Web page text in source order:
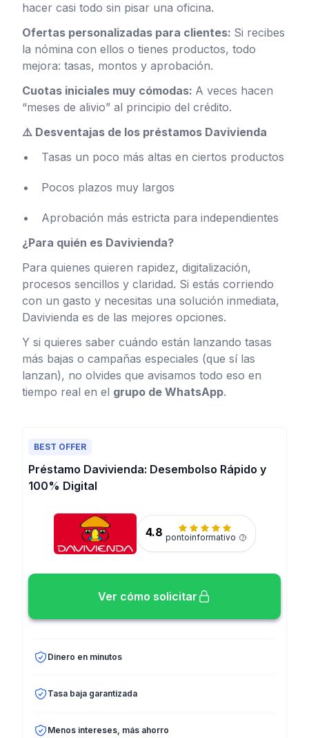
hacer casi todo sin pisar una oficina.
Ofertas personalizadas para clientes: Si recibes
la nómina con ellos o tienes productos, todo
mejora: tasas, montos y aprobación.
Cuotas iniciales muy cómodas: A veces hacen
“meses de alivio” al principio del crédito.
⚠️ Desventajas de los préstamos Davivienda
Tasas un poco más altas en ciertos productos
Pocos plazos muy largos
Aprobación más estricta para independientes
¿Para quién es Davivienda?
Para quienes quieren rapidez, digitalización,
procesos sencillos y claridad. Si estás corriendo
con un gasto y necesitas una solución inmediata,
Davivienda es de las mejores opciones.
Y si quieres saber cuándo están lanzando tasas
más bajas o campañas especiales (que sí las
lanzan), no olvides que avisamos todo eso en
tiempo real en el grupo de WhatsApp.
BEST OFFER
Préstamo Davivienda: Desembolso Rápido y
100% Digital
4.8 pontoinformativo
Ver cómo solicitar
Dinero en minutos
Tasa baja garantizada
Menos intereses, más ahorro